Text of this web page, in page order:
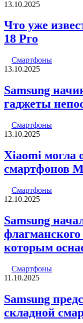
13.10.2025
Что уже
18 Pro
Смартфоны
13.10.2025
Samsung
гаджеты
Смартфоны
13.10.2025
Xiaomi могла
смартфонов
Смартфоны
12.10.2025
Samsung
которым
Смартфоны
11.10.2025
Samsung
складной